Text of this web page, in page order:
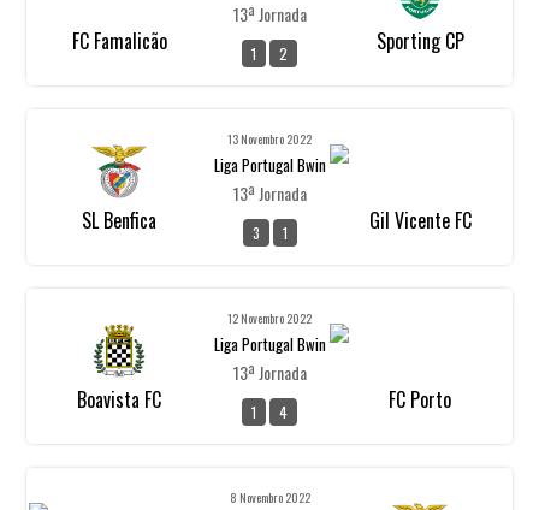
FC Famalicão
13ª Jornada
1 2 Sporting CP
SL Benfica
13 Novembro 2022
Liga Portugal Bwin
13ª Jornada
3 1 Gil Vicente FC
Boavista FC
12 Novembro 2022
Liga Portugal Bwin
13ª Jornada
1 4 FC Porto
8 Novembro 2022